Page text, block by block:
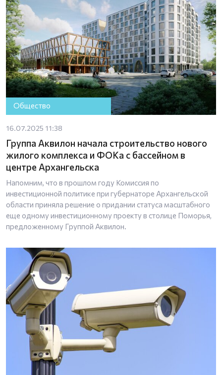
Общество
16.07.2025 11:38
Группа Аквилон начала строительство нового
жилого комплекса и ФОКа с бассейном в
центре Архангельска
Напомним, что в прошлом году Комиссия по
инвестиционной политике при губернаторе Архангельской
области приняла решение о придании статуса масштабного
еще одному инвестиционному проекту в столице Поморья,
предложенному Группой Аквилон.